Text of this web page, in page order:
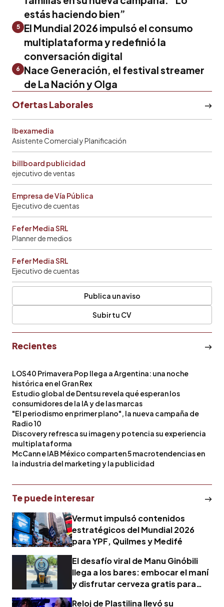
estás haciendo bien”
5
El Mundial 2026 impulsó el consumo
multiplataforma y redefinió la
conversación digital
6
Nace Generación, el festival streamer
de La Nación y Olga
Ofertas Laborales
Ibexamedia
Asistente Comercial y Planificación
billboard publicidad
ejecutivo de ventas
Empresa de Vía Pública
Ejecutivo de cuentas
Fefer Media SRL
Planner de medios
Fefer Media SRL
Ejecutivo de cuentas
Publica un aviso
Subir tu CV
Recientes
LOS40 Primavera Pop llega a Argentina: una noche
histórica en el Gran Rex
Estudio global de Dentsu revela qué esperan los
consumidores de la IA y de las marcas
"El periodismo en primer plano", la nueva campaña de
Radio 10
Discovery refresca su imagen y potencia su experiencia
multiplataforma
McCann e IAB México comparten 5 macrotendencias en
la industria del marketing y la publicidad
Te puede interesar
Vermut impulsó contenidos
estratégicos del Mundial 2026
para YPF, Quilmes y Medifé
El desafío viral de Manu Ginóbili
llega a los bares: embocar el maní
y disfrutar cerveza gratis para
Reloj de Plastilina llevó su